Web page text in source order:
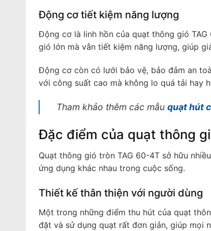
Động cơ tiết kiệm năng lượng
Động cơ là linh hồn của quạt thông gió
gió lớn mà vẫn tiết kiệm năng lượng, giúp
Động cơ còn có lưới bảo vệ, bảo đảm an
với công suất cao mà không lo quá tải hay
Tham khảo thêm các mẫu quạt hút
Đặc điểm của quạt thông
Quạt thông gió tròn TAG 60-4T sở hữu
ứng dụng khác nhau trong cuộc sống.
Thiết kế thân thiện với người dùng
Một trong những điểm thu hút của quạt
đặt và sử dụng quạt rất đơn giản, giúp mọi